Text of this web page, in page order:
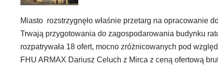
Miasto rozstrzygnęło właśnie przetarg na opracowanie
Trwają przygotowania do zagospodarowania budynku
rozpatrywała 18 ofert, mocno zróżnicowanych pod
FHU ARMAX Dariusz Celuch z Mirca z ceną ofertową